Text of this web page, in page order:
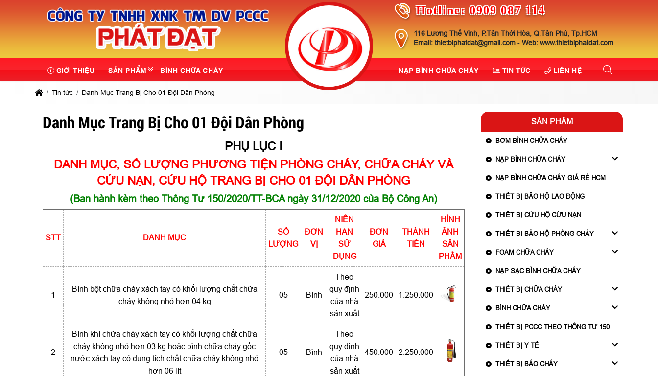
Hotline: 0909 087 114
116 Lương Thế Vinh, P.Tân Thới Hòa, Q.Tân Phú, Tp.HCM
Email: thietbiphatdat@gmail.com- Web: www.thietbiphatdat.com
GIỚI THIỆU SẢN PHẨM BÌNH CHỮA CHÁY NẠP BÌNH CHỮA CHÁY TIN TỨC LIÊN HỆ
Tin tức Danh Mục Trang Bị Cho 01 Đội Dân Phòng
Danh Mục Trang Bị Cho 01 Đội Dân Phòng
PHỤ LỤC I
DANH MỤC, SỐ LƯỢNG PHƯƠNG TIỆN PHÒNG CHÁY, CHỮA CHÁY VÀ
CỨU NẠN, CỨU HỘ TRANG BỊ CHO 01 ĐỘI DÂN PHÒNG
(Ban hành kèm theo Thông Tư 150/2020/TT-BCA ngày 31/12/2020 của Bộ Công An)
STT DANH MỤC
SỐ
LƯỢNG
ĐƠN
VỊ
NIÊN
HẠN
SỬ
DỤNG
ĐƠN
GIÁ
THÀNH
TIỀN
HÌNH
ẢNH
SẢN
PHẨM
1
Bình bột chữa cháy xách tay có khối lượng chất chữa
cháy không nhỏ hơn 04 kg
05 Bình
Theo
quy định
của nhà
sản xuất
250.000 1.250.000
2
Bình khí chữa cháy xách tay có khối lượng chất chữa
cháy không nhỏ hơn 03 kg hoặc bình chữa cháy gốc
nước xách tay có dung tích chất chữa cháy không nhỏ
hơn 06 lít
05 Bình
Theo
quy định
của nhà
sản xuất
450.000 2.250.000
SẢN PHẨM
BƠM BÌNH CHỮA CHÁY
NẠP BÌNH CHỮA CHÁY
NẠP BÌNH CHỮA CHÁY GIÁ RẺ HCM
THIẾT BỊ BẢO HỘ LAO ĐỘNG
THIẾT BỊ CỨU HỘ CỨU NẠN
THIẾT BI BẢO HỘ PHÒNG CHÁY
FOAM CHỮA CHÁY
NẠP SẠC BÌNH CHỮA CHÁY
THIẾT BỊ CHỮA CHÁY
BÌNH CHỮA CHÁY
THIẾT BỊ PCCC THEO THÔNG TƯ 150
THIẾT BỊ Y TẾ
THIẾT BỊ BÁO CHÁY